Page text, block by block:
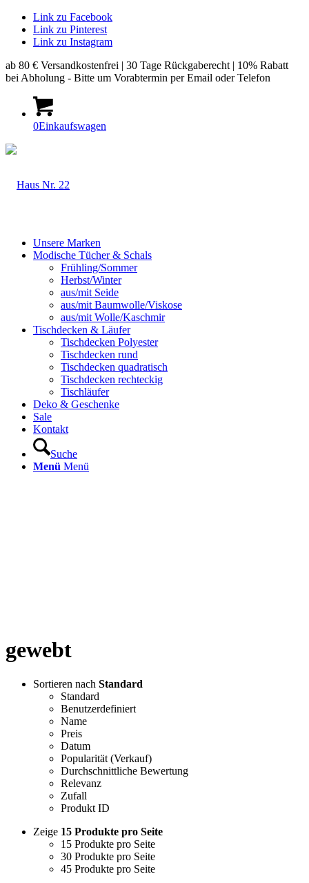
Link zu Facebook
Link zu Pinterest
Link zu Instagram
ab 80 € Versandkostenfrei | 30 Tage Rückgaberecht | 10% Rabatt
bei Abholung - Bitte um Vorabtermin per Email oder Telefon
0Einkaufswagen
Unsere Marken
Modische Tücher & Schals
Frühling/Sommer
Herbst/Winter
aus/mit Seide
aus/mit Baumwolle/Viskose
aus/mit Wolle/Kaschmir
Tischdecken & Läufer
Tischdecken Polyester
Tischdecken rund
Tischdecken quadratisch
Tischdecken rechteckig
Tischläufer
Deko & Geschenke
Sale
Kontakt
Suche
Menü Menü
gewebt
Sortieren nach Standard
Standard
Benutzerdefiniert
Name
Preis
Datum
Popularität (Verkauf)
Durchschnittliche Bewertung
Relevanz
Zufall
Produkt ID
Zeige 15 Produkte pro Seite
15 Produkte pro Seite
30 Produkte pro Seite
45 Produkte pro Seite